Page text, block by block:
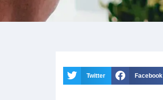
Twitter Facebook